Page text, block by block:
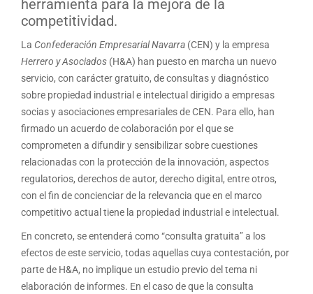
herramienta para la mejora de la
competitividad.
La Confederación Empresarial Navarra (CEN) y la empresa
Herrero y Asociados (H&A) han puesto en marcha un nuevo
servicio, con carácter gratuito, de consultas y diagnóstico
sobre propiedad industrial e intelectual dirigido a empresas
socias y asociaciones empresariales de CEN. Para ello, han
firmado un acuerdo de colaboración por el que se
comprometen a difundir y sensibilizar sobre cuestiones
relacionadas con la protección de la innovación, aspectos
regulatorios, derechos de autor, derecho digital, entre otros,
con el fin de concienciar de la relevancia que en el marco
competitivo actual tiene la propiedad industrial e intelectual.
En concreto, se entenderá como “consulta gratuita” a los
efectos de este servicio, todas aquellas cuya contestación, por
parte de H&A, no implique un estudio previo del tema ni
elaboración de informes. En el caso de que la consulta